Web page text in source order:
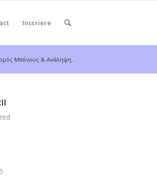
Inscriere
Μπόνους & Ανάληψη...